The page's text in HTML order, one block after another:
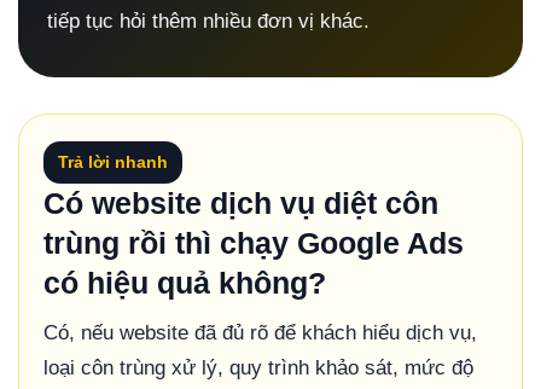
tiếp tục hỏi thêm nhiều đơn vị khác.
Trả lời nhanh
Có website dịch vụ diệt côn
trùng rồi thì chạy Google Ads
có hiệu quả không?
Có, nếu website đã đủ rõ để khách hiểu dịch vụ,
loại côn trùng xử lý, quy trình khảo sát, mức độ